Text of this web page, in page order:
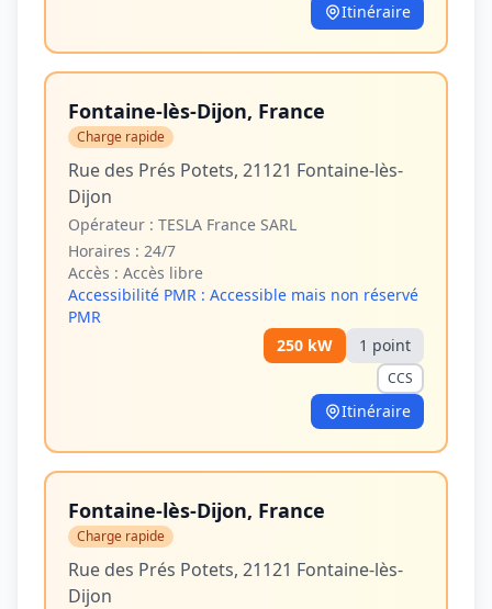
Itinéraire
Fontaine-lès-Dijon, France
Charge rapide
Rue des Prés Potets, 21121 Fontaine-lès-
Dijon
Opérateur : TESLA France SARL
Horaires : 24/7
Accès : Accès libre
Accessibilité PMR : Accessible mais non réservé
PMR
250 kW 1 point
CCS
Itinéraire
Fontaine-lès-Dijon, France
Charge rapide
Rue des Prés Potets, 21121 Fontaine-lès-
Dijon